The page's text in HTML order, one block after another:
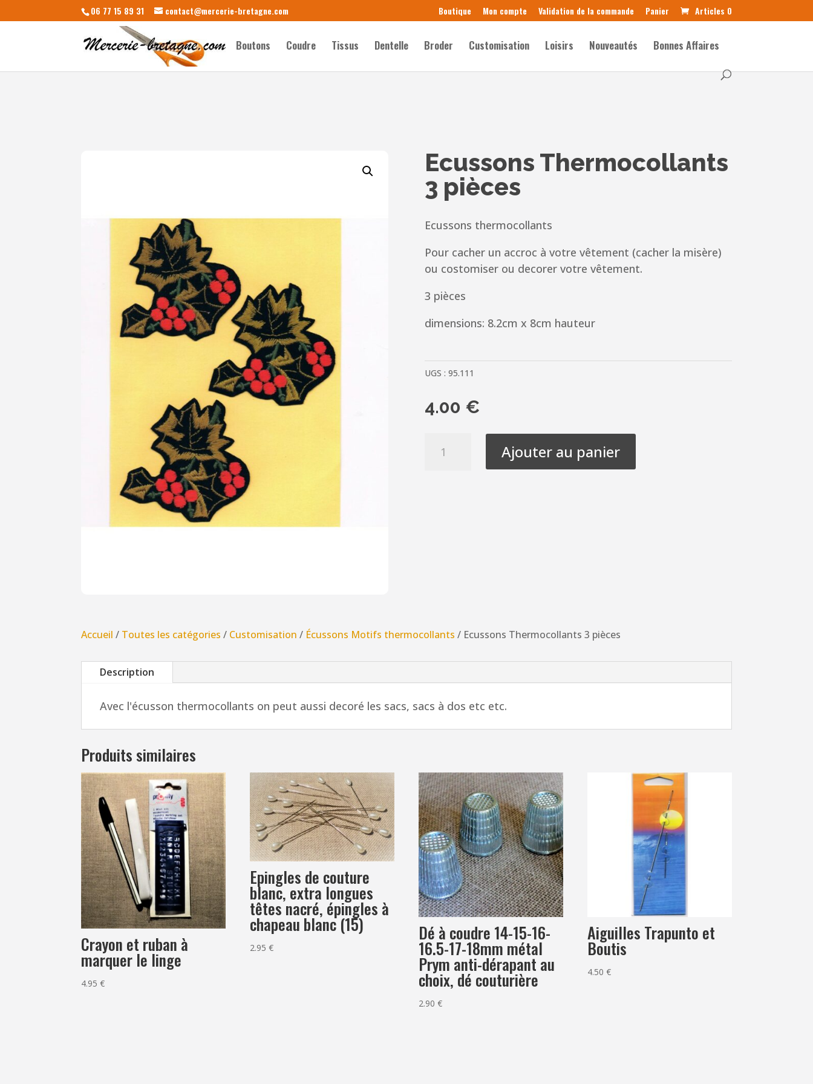
06 77 15 89 31 contact@mercerie-bretagne.com Boutique Mon compte Validation de la commande Panier Articles 0
Boutons Coudre Tissus Dentelle Broder Customisation Loisirs Nouveautés Bonnes Affaires
Ecussons Thermocollants
3 pièces
Ecussons thermocollants
Pour cacher un accroc à votre vêtement (cacher la misère)
ou costomiser ou decorer votre vêtement.
3 pièces
dimensions: 8.2cm x 8cm hauteur
UGS : 95.111
4.00 €
Ajouter au panier
Accueil / Toutes les catégories / Customisation / Écussons Motifs thermocollants / Ecussons Thermocollants 3 pièces
Description
Avec l'écusson thermocollants on peut aussi decoré les sacs, sacs à dos etc etc.
Produits similaires
Crayon et ruban à
marquer le linge
4.95€
Epingles de couture
blanc, extra longues
têtes nacré, épingles à
chapeau blanc (15)
2.95€
Dé à coudre 14-15-16-
16.5-17-18mm métal
Prym anti-dérapant au
choix, dé couturière
2.90€
Aiguilles Trapunto et
Boutis
4.50€